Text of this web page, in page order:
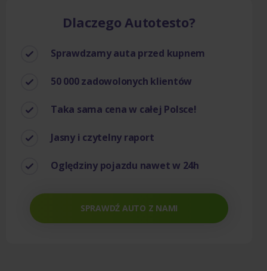
Dlaczego Autotesto?
Sprawdzamy auta przed kupnem
50 000 zadowolonych klientów
Taka sama cena w całej Polsce!
Jasny i czytelny raport
Oględziny pojazdu nawet w 24h
SPRAWDŹ AUTO Z NAMI